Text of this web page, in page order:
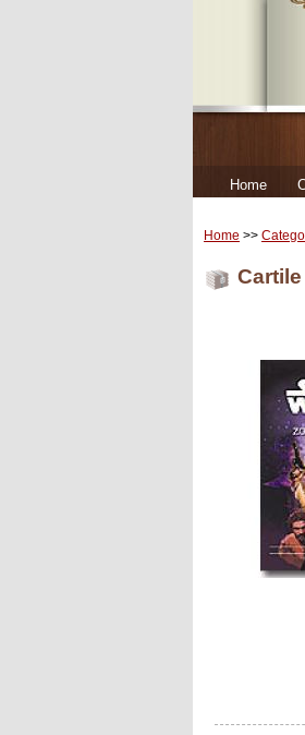
Home
Home >>